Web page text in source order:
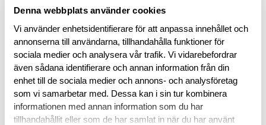
Denna webbplats använder cookies
Vi använder enhetsidentifierare för att anpassa innehållet och
annonserna till användarna, tillhandahålla funktioner för
sociala medier och analysera vår trafik. Vi vidarebefordrar
även sådana identifierare och annan information från din
enhet till de sociala medier och annons- och analysföretag
som vi samarbetar med. Dessa kan i sin tur kombinera
informationen med annan information som du har
tillhandahållit eller som de har samlat in när du har använt
BESKRIVNING
RECENSIONER
OM VARUMÄRKET